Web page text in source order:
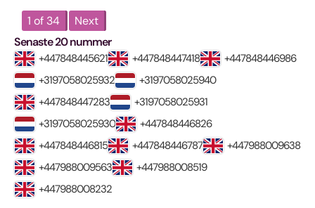
1 of 34
Next
Senaste 20 nummer
+447848445621 +447848447418
+447848446986
+3197058025932
+3197058025940
+447848447283
+3197058025931
+3197058025930
+447848446826
+447848446815
+447848446787
+447988009638
+447988009563
+447988008519
+447988008232